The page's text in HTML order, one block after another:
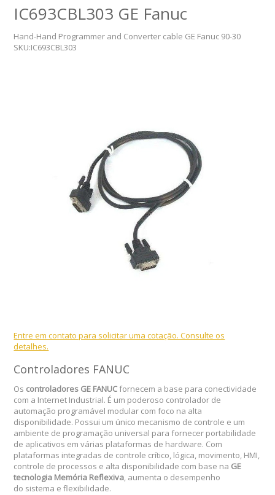
IC693CBL303 GE Fanuc
Hand-Hand Programmer and Converter cable GE Fanuc 90-30
SKU:IC693CBL303
Entre em contato para solicitar uma cotação. Consulte os
detalhes.
Controladores FANUC
Os controladores GE FANUCfornecem a base para conectividade
com a Internet Industrial. É um poderoso controlador de
automação programável modular com foco na alta
disponibilidade. Possui um único mecanismo de controle e um
ambiente de programação universal para fornecer portabilidade
de aplicativos em várias plataformas de hardware. Com
plataformas integradas de controle crítico, lógica, movimento, HMI,
controle de processos e alta disponibilidade com base na GE
tecnologia Memória Reflexiva, aumenta o desempenho
do sistema e flexibilidade.